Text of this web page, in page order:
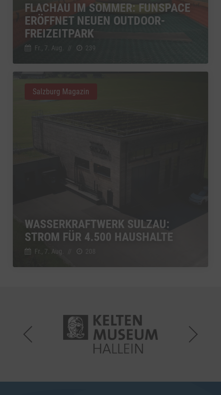
FLACHAU IM SOMMER: FUNSPACE
ERÖFFNET NEUEN OUTDOOR-
FREIZEITPARK
Fr., 7. Aug. // 239
WASSERKRAFTWERK SULZAU:
STROM FÜR 4.500 HAUSHALTE
Fr., 7. Aug.
Salzburg Magazin